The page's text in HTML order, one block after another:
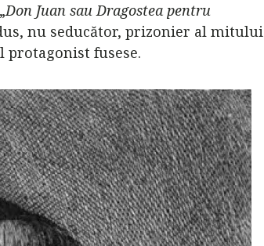
Don Juan sau Dragostea pentru
nu seducător, prizonier al mitului
fusese.